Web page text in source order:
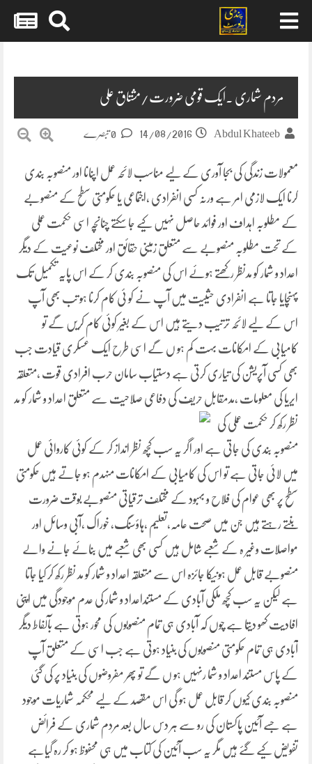
مردم شماری ۔ایک قومی ضرورت/مشتاق علی
Abdul Khateeb
14/08/2016
معمولات زندگی کی بجا آوری کے لیے مناسب لائحہ عمل اپنانا اور منصوبہ بندی
کرنا ایک لازمی امر ہے ورنہ کسی انفرادی ،اجتماعی یا حکومتی سطح کے منصوبے
کے مطلوبہ اہداف اور فوائد حاصل نہیں کیے جا سکتے چنانچہ اسی حکمت عملی
کے تحت مطلوبہ منصوبے سے متعلق زمینی حقائق اور مختلف نوعیت کے دیگر
اعداد و شمار کو مدنظر رکھتے ہوئے اس کی منصوبہ بندی کر کے اس پایہ تکمیل تک
پہنچایا جاتا ہے انفرادی حثییت میں آپ نے کو ئی کام کرنا ہو تب بھی آپ
اس کے لیے لائحہ ترتیب دیتے ہیں اس کے بغیر کوئی کام کریں گے تو
کامیابی کے امکانات بہت کم ہو ں گے اسی طرح ایک عسکری قیادت جب
بھی کسی آپریشن کی تیاری کرتی ہے دستیاب سامان حرب افرادی قوت ،متعلقہ
ایریا کی معلومات ،مدمقابل حریف کی دفاعی صلاحیت سے متعلق اعداد و شمار کو مد
نظر رکھ کر حکمت عملی کی
منصوبہ بندی کی جاتی ہے اور اگر یہ سب کچھ نظر انداز کر کے کوئی کاروائی عمل
میں لائی جاتی ہے تو اس کی کامیابی کے امکانات منہدم ہو جاتے ہیں حکومتی
سطح پر بھی عوام کی فلاح و بہبود کے مختلف ترقیاتی منصوبے بوقت ضرورت
بنتے رہتے ہیں جن میں صحت عامہ،تعلیم ،ہاؤسنگ، خوراک ،آبی وسائل اور
مواصلات وغیر ہ کے شعبے شامل ہیں کسی بھی شعبے میں بنائے جانے والے
منصوبے قابل عمل ہونیکا جائزہ اس سے متعلقہ اعداد و شمار کو مد نظر رکھ کر کیا جاتا
ہے لیکن یہ سب کچھ ملکی آبادی کے مستنداعداد و شمار کی عدم موجودگی میں اپنی
افادیت کھو دیتا ہے چوں کہ آبادی ہی تمام منصوبوں کی محور ہوتی ہے بآلفاط دیگر
آبادی ہی تمام حکومتی منصوبوں کی بنیاد ہوتی ہے جب اسی کے متعلق آپ
کے پاس مستند اعداد و شما رنہیں ہو ں گے تو پھر مفروضوں کی بنیاد پر کی گئی
منصوبہ بندی کیوں کر قابل عمل ہو گی اس مقصد کے لیے محکمہ شماریات موجود
ہے جسے آئین پاکستان کی رو سے ہر دس سال بعد مردم شماری کے فرائض
تفویض کیے گئے ہیں مگر یہ سب آئین کی کتاب میں ہی محفوظ ہو کر رہ گیاہے